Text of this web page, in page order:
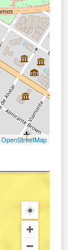
OpenStreetMap